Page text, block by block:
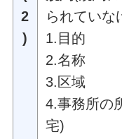
2
)
られていな
1.目的
2.名称
3.区域
4.事務所の
宅)